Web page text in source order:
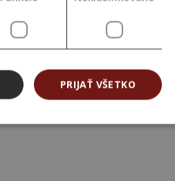
PRIJAŤ VŠETKO